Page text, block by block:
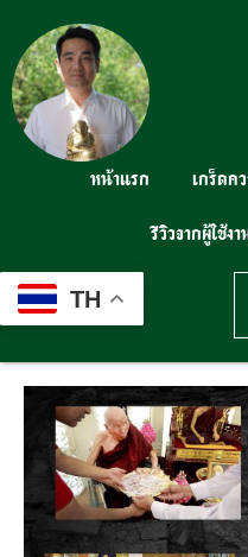
หน้าแรก เกร็ดค
รีวิวจากผู้ใช้งา
TH